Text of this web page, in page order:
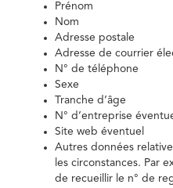
Prénom
Nom
Adresse postale
Adresse de courrier
N° de téléphone
Sexe
Tranche d’âge
N° d’entreprise
Site web éventuel
Autres données
les circonstances. Par
de recueillir le n° de